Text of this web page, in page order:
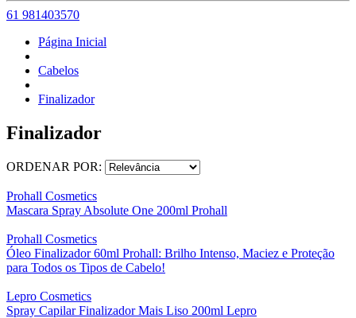
61 981403570
Página Inicial
Cabelos
Finalizador
Finalizador
ORDENAR POR:
Prohall Cosmetics
Mascara Spray Absolute One 200ml Prohall
Prohall Cosmetics
Óleo Finalizador 60ml Prohall: Brilho Intenso, Maciez e Proteção
para Todos os Tipos de Cabelo!
Lepro Cosmetics
Spray Capilar Finalizador Mais Liso 200ml Lepro